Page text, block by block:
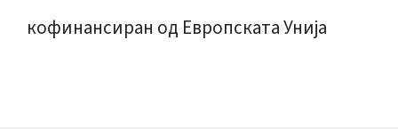
кофинансиран од Европската Унија